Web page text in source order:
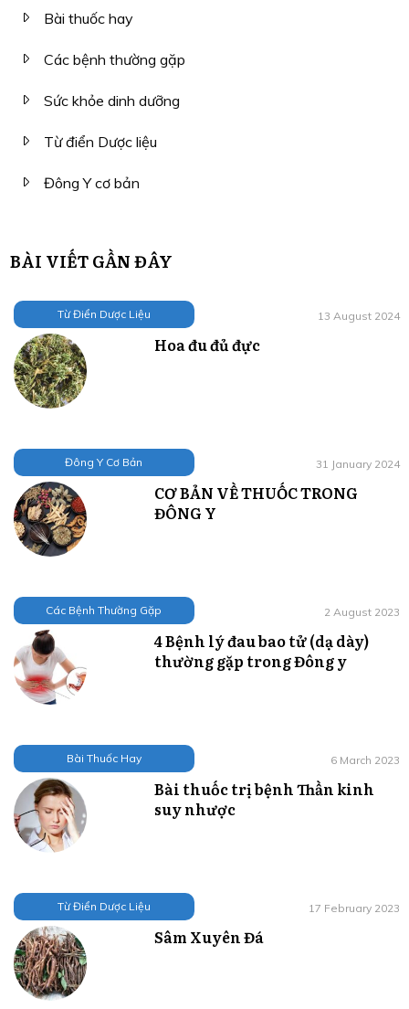
Bài thuốc hay
Các bệnh thường gặp
Sức khỏe dinh dưỡng
Từ điển Dược liệu
Đông Y cơ bản
BÀI VIẾT GẦN ĐÂY
Từ Điển Dược Liệu 13 August 2024
Hoa đu đủ đực
Đông Y Cơ Bản 31 January 2024
CƠ BẢN VỀ THUỐC TRONG
ĐÔNG Y
Các Bệnh Thường Gặp 2 August 2023
4 Bệnh lý đau bao tử (dạ dày)
thường gặp trong Đông y
Bài Thuốc Hay 6 March 2023
Bài thuốc trị bệnh Thần kinh
suy nhược
Từ Điển Dược Liệu 17 February 2023
Sâm Xuyên Đá